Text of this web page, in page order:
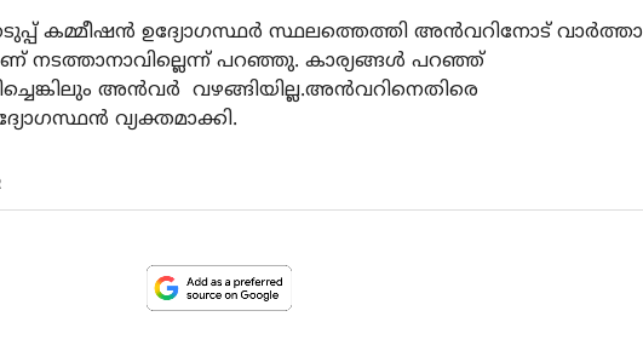
കമ്മീഷന്‍ ഉദ്യോഗസ്ഥര്‍ സ്ഥലത്തെത്തി അന്‍വറിനോട് വാര്‍ത്താ
നടത്താനാവില്ലെന്ന് പറഞ്ഞു. കാര്യങ്ങൾ പറഞ്ഞ്
അന്‍വര്‍ വഴങ്ങിയില്ല.അൻവറിനെതിരെ
വ്യക്തമാക്കി.